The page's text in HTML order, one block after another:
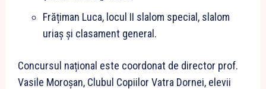
Frățiman Luca, locul II slalom special, slalom
uriaș și clasament general.
Concursul național este coordonat de director prof.
Vasile Moroșan, Clubul Copiilor Vatra Dornei, elevii